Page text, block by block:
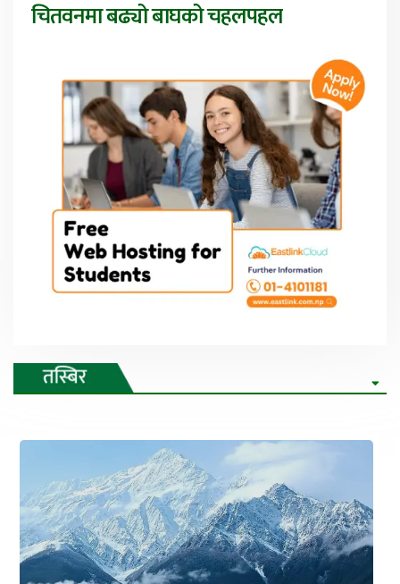
चितवनमा बढ्यो बाघको चहलपहल